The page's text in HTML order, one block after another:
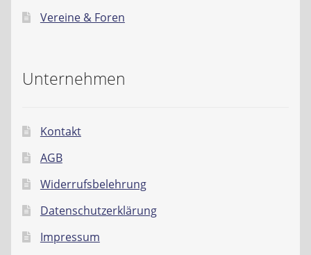
Vereine & Foren
Unternehmen
Kontakt
AGB
Widerrufsbelehrung
Datenschutzerklärung
Impressum